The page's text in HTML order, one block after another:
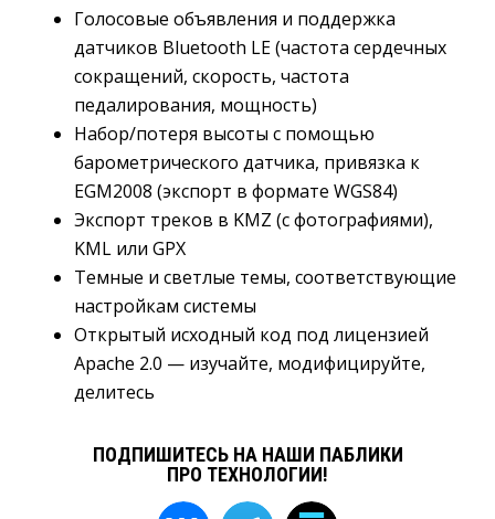
Голосовые объявления и поддержка
датчиков Bluetooth LE (частота сердечных
сокращений, скорость, частота
педалирования, мощность)
Набор/потеря высоты с помощью
барометрического датчика, привязка к
EGM2008 (экспорт в формате WGS84)
Экспорт треков в KMZ (с фотографиями),
KML или GPX
Темные и светлые темы, соответствующие
настройкам системы
Открытый исходный код под лицензией
Apache 2.0 — изучайте, модифицируйте,
делитесь
ПОДПИШИТЕСЬ НА НАШИ ПАБЛИКИ
ПРО ТЕХНОЛОГИИ!